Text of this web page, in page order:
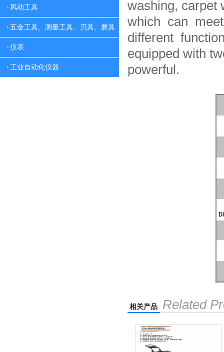
风动工具
五金工具、测量工具、刃具、磨具
仪表
工业自动化仪器
washing, carpet
which can
different
equipped with
powerful.
相关产品 Related